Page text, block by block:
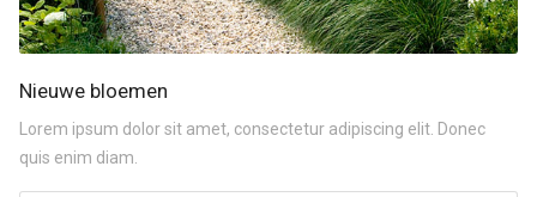
Nieuwe bloemen
Lorem ipsum dolor sit amet, consectetur adipiscing elit. Donec
quis enim diam.